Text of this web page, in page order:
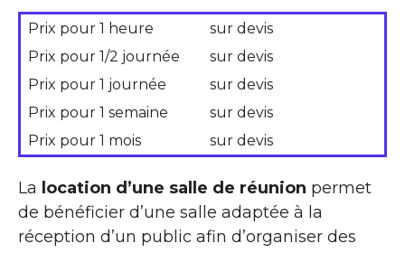
Prix pour 1 heure
sur devis
Prix pour 1/2 journée
sur devis
Prix pour 1 journée
sur devis
Prix pour 1 semaine
sur devis
Prix pour 1 mois
sur devis
La location d’une salle de réunion permet
de bénéficier d’une salle adaptée à la
réception d’un public afin d’organiser des